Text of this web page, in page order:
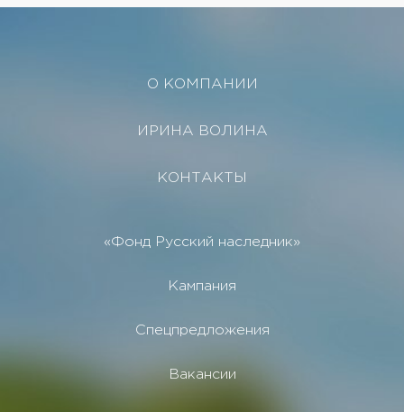
О КОМПАНИИ
ИРИНА ВОЛИНА
КОНТАКТЫ
«Фонд Русский наследник»
Кампания
Спецпредложения
Вакансии